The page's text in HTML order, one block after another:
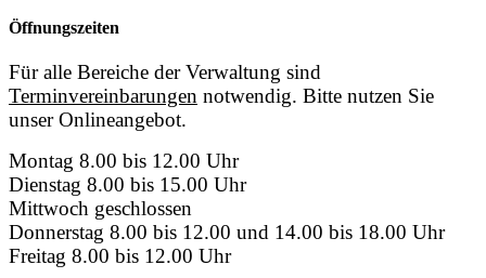
Öffnungszeiten
Für alle Bereiche der Verwaltung sind
Terminvereinbarungen notwendig. Bitte nutzen Sie
unser Onlineangebot.
Montag 8.00 bis 12.00 Uhr
Dienstag 8.00 bis 15.00 Uhr
Mittwoch geschlossen
Donnerstag 8.00 bis 12.00 und 14.00 bis 18.00 Uhr
Freitag 8.00 bis 12.00 Uhr